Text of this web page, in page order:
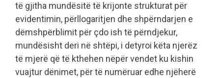
të gjitha mundësitë të krijonte strukturat për
evidentimin, përllogaritjen dhe shpërndarjen e
dëmshpërblimit për çdo ish të përndjekur,
mundësisht deri në shtëpi, i detyroi këta njerëz
të mjerë që të kthehen nëpër vendet ku kishin
vuajtur dënimet, për të numëruar edhe njëherë